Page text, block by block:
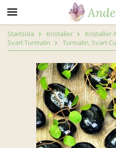
Startsida Kristaller Kristaller
Svart Turmalin
Turmalin, Svart